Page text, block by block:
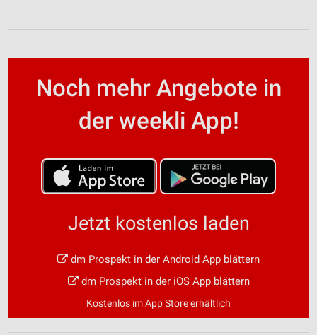
Noch mehr Angebote in
der weekli App!
Jetzt kostenlos laden
dm Prospekt in der Android App blättern
dm Prospekt in der iOS App blättern
Kostenlos im App Store erhältlich